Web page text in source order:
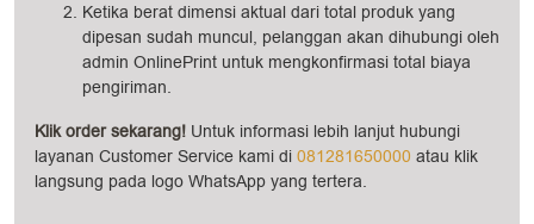
Ketika berat dimensi aktual dari total produk yang
dipesan sudah muncul, pelanggan akan dihubungi oleh
admin OnlinePrint untuk mengkonfirmasi total biaya
pengiriman.
Klik order sekarang! Untuk informasi lebih lanjut hubungi
layanan Customer Service kami di 081281650000 atau klik
langsung pada logo WhatsApp yang tertera.